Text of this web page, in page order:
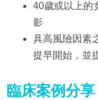
40歲或以上的
影
具高風險因素
提早開始，並
臨床案例分享